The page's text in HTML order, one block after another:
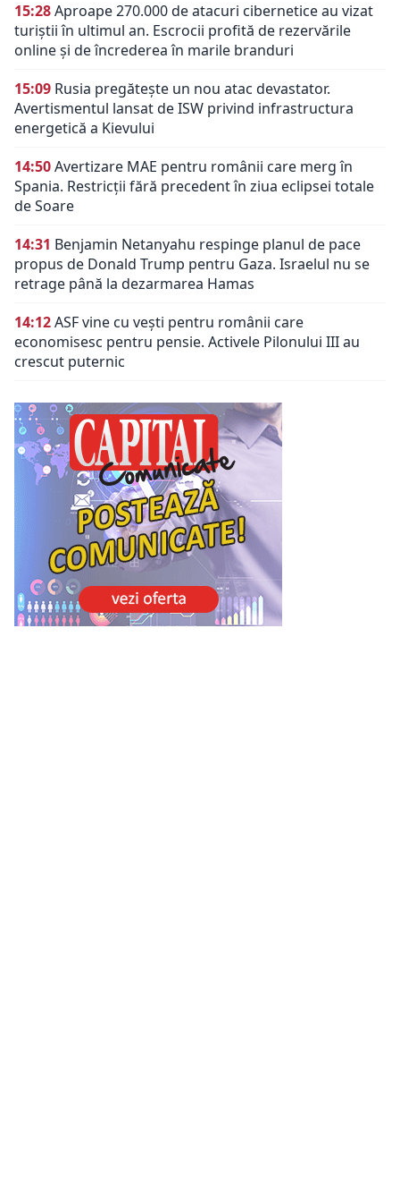
15:28Aproape 270.000 de atacuri cibernetice au vizat
turiștii în ultimul an. Escrocii profită de rezervările
online și de încrederea în marile branduri
15:09 Rusia pregătește un nou atac devastator.
Avertismentul lansat de ISW privind infrastructura
energetică a Kievului
14:50Avertizare MAE pentru românii care merg în
Spania. Restricții fără precedent în ziua eclipsei totale
de Soare
14:31 Benjamin Netanyahu respinge planul de pace
propus de Donald Trump pentru Gaza. Israelul nu se
retrage până la dezarmarea Hamas
14:12ASF vine cu vești pentru românii care
economisesc pentru pensie. Activele Pilonului III au
crescut puternic